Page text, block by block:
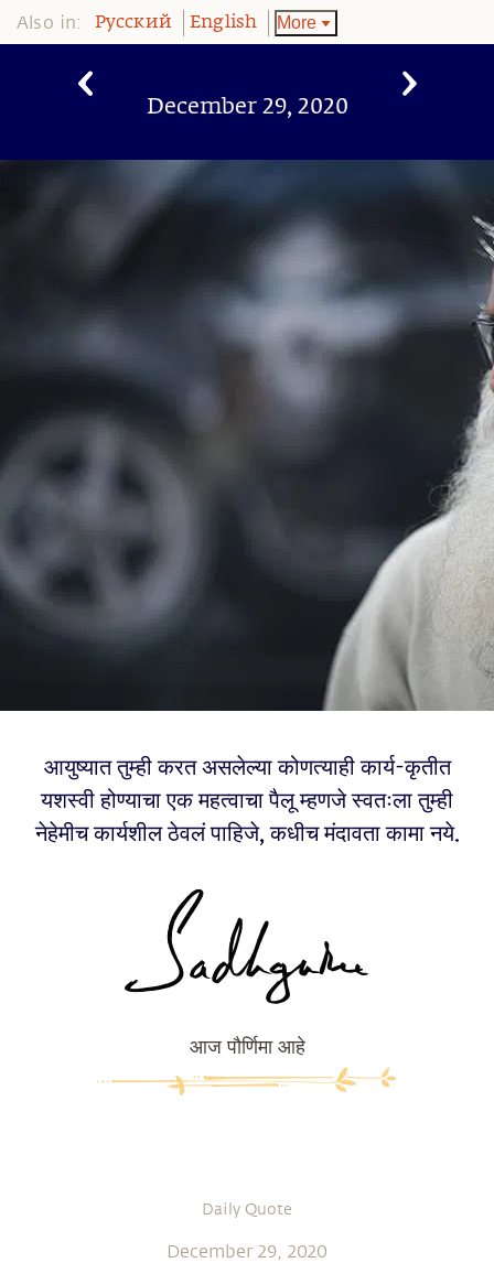
Also in: Pусский English More
December 29, 2020
आयुष्यात तुम्ही करत असलेल्या कोणत्याही कार्य-कृतीत
यशस्वी होण्याचा एक महत्वाचा पैलू म्हणजे स्वतःला तुम्ही
नेहेमीच कार्यशील ठेवलं पाहिजे, कधीच मंदावता कामा नये.
आज पौर्णिमा आहे
Daily Quote
December 29, 2020